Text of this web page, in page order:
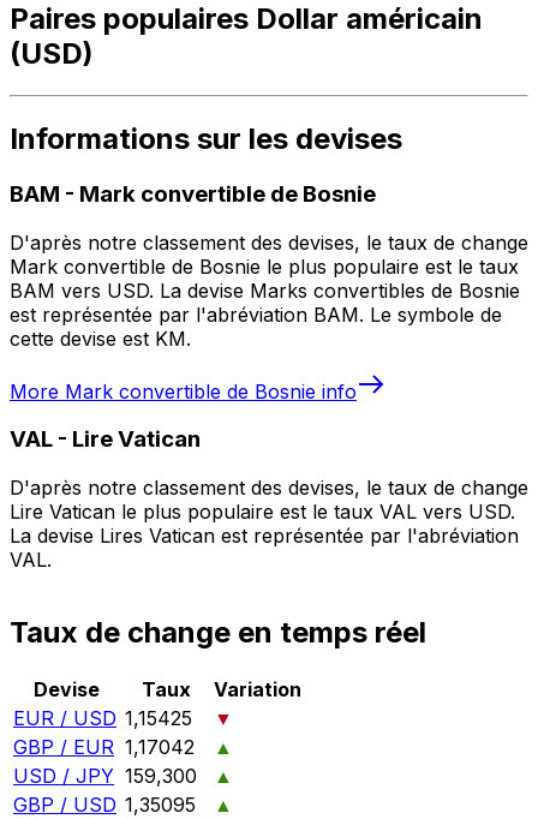
Paires populaires Dollar américain
(USD)
Informations sur les devises
BAM - Mark convertible de Bosnie
D'après notre classement des devises, le taux de change
Mark convertible de Bosnie le plus populaire est le taux
BAM vers USD. La devise Marks convertibles de Bosnie
est représentée par l'abréviation BAM. Le symbole de
cette devise est KM.
More Mark convertible de Bosnie info
VAL - Lire Vatican
D'après notre classement des devises, le taux de change
Lire Vatican le plus populaire est le taux VAL vers USD.
La devise Lires Vatican est représentée par l'abréviation
VAL.
Taux de change en temps réel
Devise Taux
Variation
EUR / USD 1,15425
▼
GBP / EUR 1,17042
▲
USD / JPY 159,300
▲
GBP / USD 1,35095
▲